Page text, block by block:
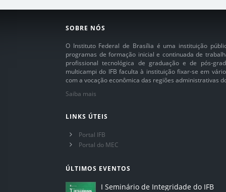
SOBRE NÓS
O Instituto Federal de Brasília é uma instituição
programas de formação inicial e continuada de
profissional tecnológica de graduação e de pós-
multicampi do IFB faculta à instituição fixar-se em
com a vocação econômica das regiões administrativas
Saiba mais
LINKS ÚTEIS
Portal IFB
Portal do MEC
ÚLTIMOS EVENTOS
I Seminário de Integridade do IFB